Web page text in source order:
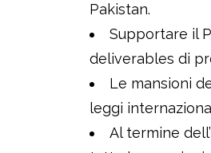
Pakistan.
Supportare il
deliverables di
Le mansioni
leggi
Al termine